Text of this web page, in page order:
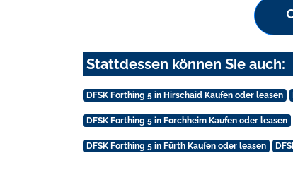
Stattdessen können Sie auch:
DFSK Forthing 5 in Hirschaid Kaufen oder leasen
DFSK Forthing 5 in Forchheim Kaufen oder leasen
DFSK Forthing 5 in Fürth Kaufen oder leasen